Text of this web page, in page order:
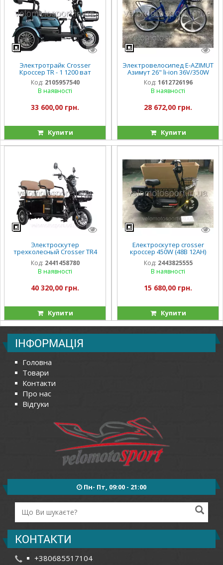
Электротрайк Crosser
Кроссер TR - 1 1200 ват
Код: 2105957540
В наявності
33 600,00 грн.
Купити
Электровелосипед E-AZIMUT
Aзимут 26" li-ion 36V/350W
Код: 1612726196
В наявності
28 672,00 грн.
Купити
Электроскутер
трехколесный Crosser TR4
VAGON 800W 20AH
Код: 2441458780
В наявності
40 320,00 грн.
Купити
Електроскутер crosser
кроссер 450W (48B 12AH)
електроскутер crosser 450
вт
Код: 2443825555
В наявності
15 680,00 грн.
Купити
ІНФОРМАЦІЯ
Головна
Товари
Контакти
Про нас
Відгуки
Пн- Пт, 09:00 - 21:00
КОНТАКТИ
+380685517104